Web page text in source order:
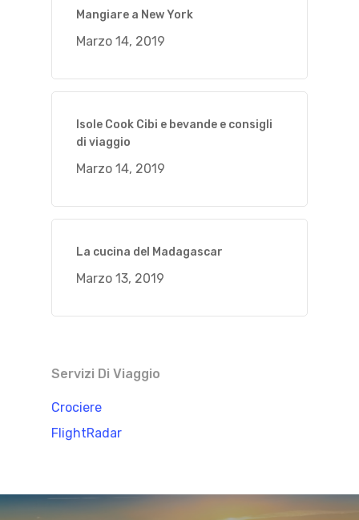
Mangiare a New York
Marzo 14, 2019
Isole Cook Cibi e bevande e consigli
di viaggio
Marzo 14, 2019
La cucina del Madagascar
Marzo 13, 2019
Servizi Di Viaggio
Crociere
FlightRadar